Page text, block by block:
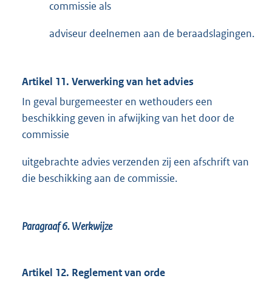
commissie als
adviseur deelnemen aan de beraadslagingen.
Artikel 11. Verwerking van het advies
In geval burgemeester en wethouders een
beschikking geven in afwijking van het door de
commissie
uitgebrachte advies verzenden zij een afschrift van
die beschikking aan de commissie.
Paragraaf 6.Werkwijze
Artikel 12. Reglement van orde